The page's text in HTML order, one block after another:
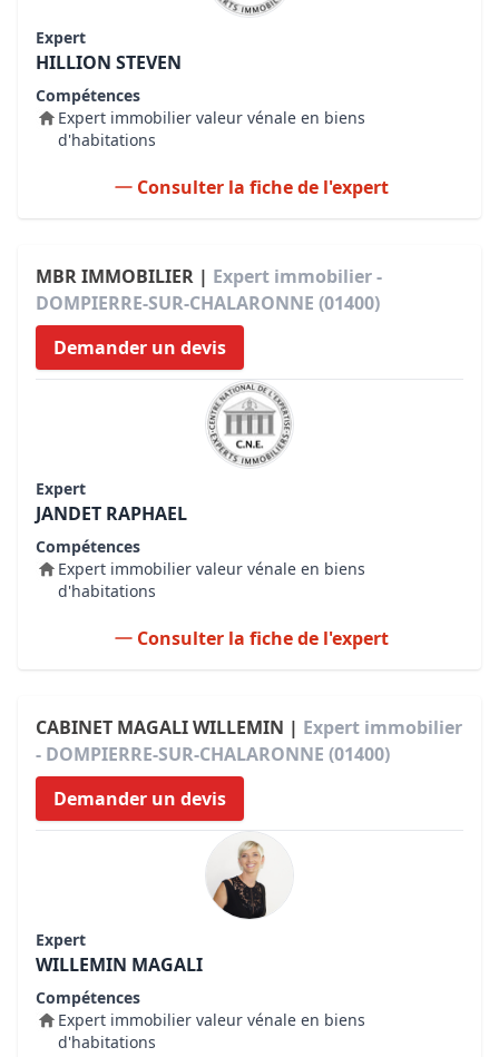
Expert
HILLION STEVEN
Compétences
Expert immobilier valeur vénale en biens
d'habitations
Consulter la fiche de l'expert
MBR IMMOBILIER | Expert immobilier -
DOMPIERRE-SUR-CHALARONNE (01400)
Demander un devis
Expert
JANDET RAPHAEL
Compétences
Expert immobilier valeur vénale en biens
d'habitations
Consulter la fiche de l'expert
CABINET MAGALI WILLEMIN | Expert immobilier
- DOMPIERRE-SUR-CHALARONNE (01400)
Demander un devis
Expert
WILLEMIN MAGALI
Compétences
Expert immobilier valeur vénale en biens
d'habitations